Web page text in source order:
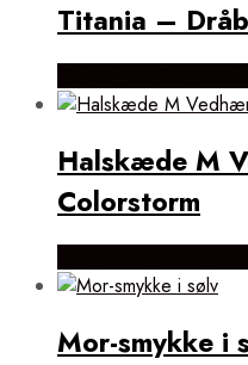
Titania –
Halskæde M
Colorstorm
Mor-smykke i